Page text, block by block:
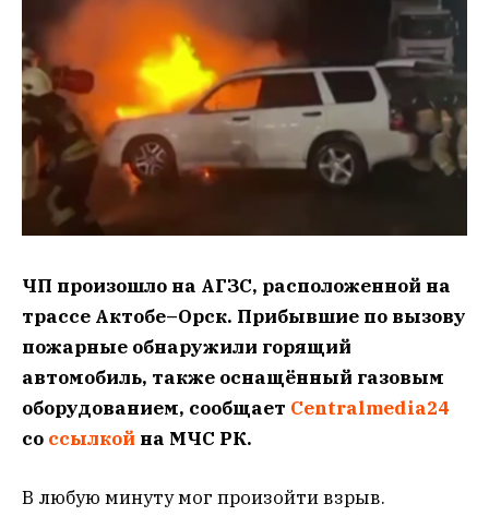
ЧП произошло на АГЗС, расположенной на
трассе Актобе–Орск. Прибывшие по вызову
пожарные обнаружили горящий
автомобиль, также оснащённый газовым
оборудованием, сообщает Centralmedia24
со ссылкой на МЧС РК.
В любую минуту мог произойти взрыв.